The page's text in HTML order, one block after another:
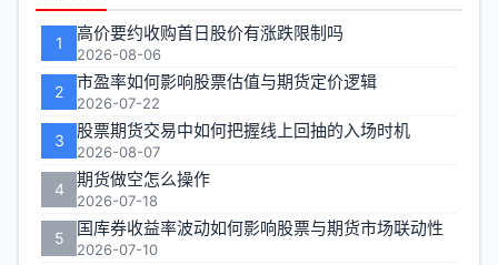
能
区
1 高价要约收购首日股价有涨跌限制吗
2026-08-06
2 市盈率如何影响股票估值与期货定价逻辑
2026-07-22
3 股票期货交易中如何把握线上回抽的入场时机
2026-08-07
4 期货做空怎么操作
2026-07-18
5 国库券收益率波动如何影响股票与期货市场联动性
2026-07-10